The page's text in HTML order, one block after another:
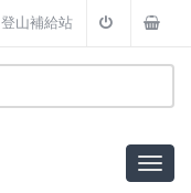
登山補給站